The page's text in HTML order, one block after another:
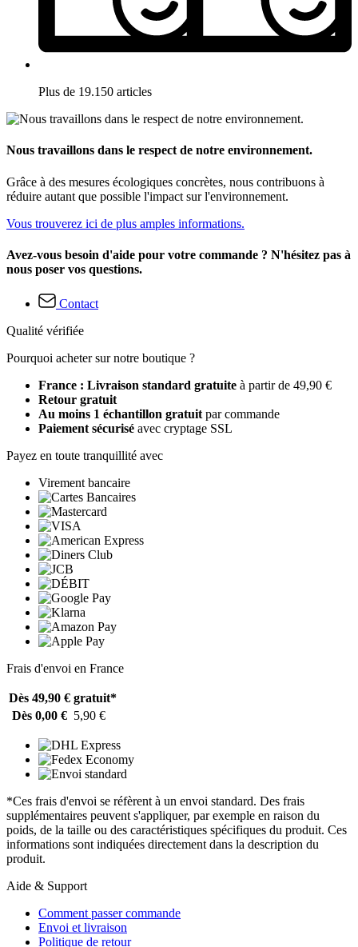
Plus de 19.150 articles
Nous travaillons dans le respect de notre environnement.
Grâce à des mesures écologiques concrètes, nous contribuons à
réduire autant que possible l'impact sur l'environnement.
Vous trouverez ici de plus amples informations.
Avez-vous besoin d'aide pour votre commande ? N'hésitez pas à
nous poser vos questions.
Contact
Qualité vérifiée
Pourquoi acheter sur notre boutique ?
France : Livraison standard gratuite à partir de 49,90 €
Retour gratuit
Au moins 1 échantillon gratuit par commande
Paiement sécurisé avec cryptage SSL
Payez en toute tranquillité avec
Virement bancaire
Frais d'envoi en France
Dès 49,90 € gratuit*
Dès 0,00 € 5,90 €
*Ces frais d'envoi se réfèrent à un envoi standard. Des frais
supplémentaires peuvent s'appliquer, par exemple en raison du
poids, de la taille ou des caractéristiques spécifiques du produit. Ces
informations sont indiquées directement dans la description du
produit.
Aide & Support
Comment passer commande
Envoi et livraison
Politique de retour